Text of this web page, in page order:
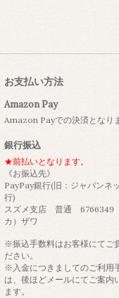
お支払い方法
Amazon Pay
Amazon Payでの決済となり
銀行振込
★前払いとなります。
《お振込先》
PayPay銀行(旧：ジャパンネ
行)
スズメ支店 普通 6766349
カ）ザワ
※振込手数料はお客様にてご
ださい。
※入金につきましてのご利用
は、後ほどメールにてご案内
ます。